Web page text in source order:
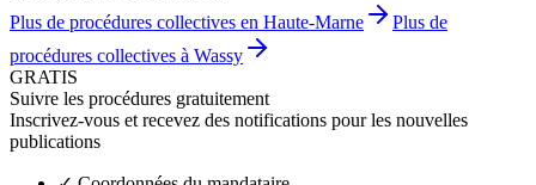
Plus de procédures collectives en Haute-Marne
Plus de
procédures collectives à Wassy
GRATIS
Suivre les procédures gratuitement
Inscrivez-vous et recevez des notifications pour les nouvelles
publications